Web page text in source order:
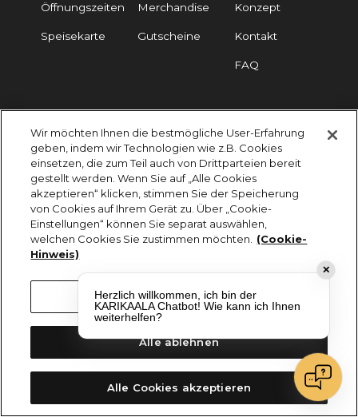
Öffnungszeiten
Speisekarte
Merchandise
Gutscheine
Konzept
Kontakt
FAQ
KARIKAALA ©2026 - Saily Food Service GmbH
Alle Rechte vorbehalten
Wir möchten Ihnen die bestmögliche User-Erfahrung
geben, indem wir Technologien wie z.B. Cookies
einsetzen, die zum Teil auch von Drittparteien bereit
gestellt werden. Wenn Sie auf „Alle Cookies
akzeptieren“ klicken, stimmen Sie der Speicherung
von Cookies auf Ihrem Gerät zu. Über „Cookie-
Einstellungen“ können Sie separat auswählen,
welchen Cookies Sie zustimmen möchten.
(Cookie-
Hinweis)
Cookie-Einstellungen
Alle ablehnen
Alle Cookies akzeptieren
✕
Herzlich willkommen, ich bin der
KARIKAALA Chatbot! Wie kann ich Ihnen
weiterhelfen?